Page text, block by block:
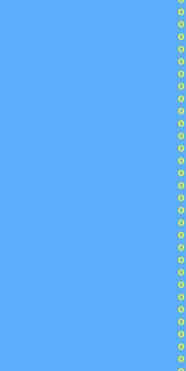
o
o
o
o
o
o
o
o
o
o
o
o
o
o
o
o
o
o
o
o
o
o
o
o
o
o
o
o
o